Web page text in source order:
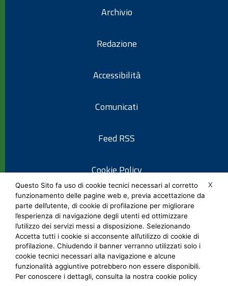
Archivio
Redazione
Accessibilità
Comunicati
Feed RSS
Cookie Policy
Informativa privacy
Note legali
Social Media Policy
X
Questo Sito fa uso di cookie tecnici necessari al corretto
funzionamento delle pagine web e, previa accettazione da
parte dell’utente, di cookie di profilazione per migliorare
l’esperienza di navigazione degli utenti ed ottimizzare
l’utilizzo dei servizi messi a disposizione. Selezionando
Accetta tutti i cookie si acconsente all’utilizzo di cookie di
profilazione. Chiudendo il banner verranno utilizzati solo i
cookie tecnici necessari alla navigazione e alcune
funzionalità aggiuntive potrebbero non essere disponibili.
Per conoscere i dettagli, consulta la nostra cookie policy